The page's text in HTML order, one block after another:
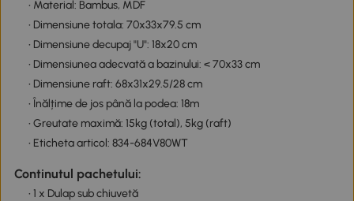
• Material: Bambus, MDF
• Dimensiune totala: 70x33x79.5 cm
• Dimensiune decupaj "U": 18x20 cm
• Dimensiunea adecvată a bazinului: < 70x33 cm
• Dimensiune raft: 68x31x29.5/28 cm
• Înălțime de jos până la podea: 18m
• Greutate maximă: 15kg (total), 5kg (raft)
• Eticheta articol: 834-684V80WT
Continutul pachetului:
• 1 x Dulap sub chiuvetă